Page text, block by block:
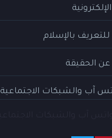
للتعريف بالإسلام
عن الحقيقة
آب والشبكات الاجتماعية